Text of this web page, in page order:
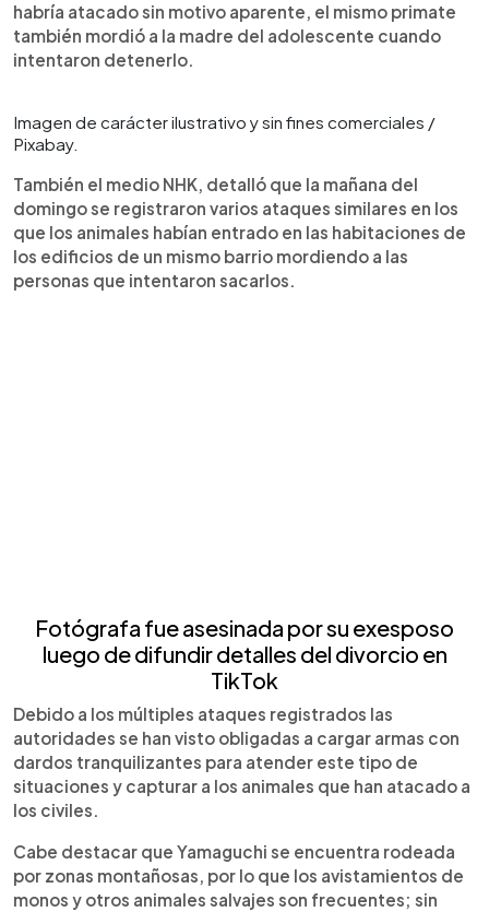
habría atacado sin motivo aparente, el mismo primate
también mordió a la madre del adolescente cuando
intentaron detenerlo.
Imagen de carácter ilustrativo y sin fines comerciales /
Pixabay.
También el medio NHK, detalló que la mañana del
domingo se registraron varios ataques similares en los
que los animales habían entrado en las habitaciones de
los edificios de un mismo barrio mordiendo a las
personas que intentaron sacarlos.
Fotógrafa fue asesinada por su exesposo
luego de difundir detalles del divorcio en
TikTok
Debido a los múltiples ataques registrados las
autoridades se han visto obligadas a cargar armas con
dardos tranquilizantes para atender este tipo de
situaciones y capturar a los animales que han atacado a
los civiles.
Cabe destacar que Yamaguchi se encuentra rodeada
por zonas montañosas, por lo que los avistamientos de
monos y otros animales salvajes son frecuentes; sin